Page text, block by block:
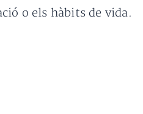
o els hàbits de vida.